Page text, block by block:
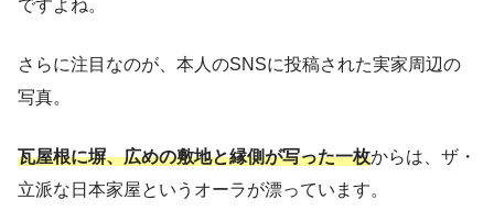
ですよね。
さらに注目なのが、本人のSNSに投稿された実家周辺の
写真。
瓦屋根に塀、広めの敷地と縁側が写った一枚からは、ザ・
立派な日本家屋というオーラが漂っています。